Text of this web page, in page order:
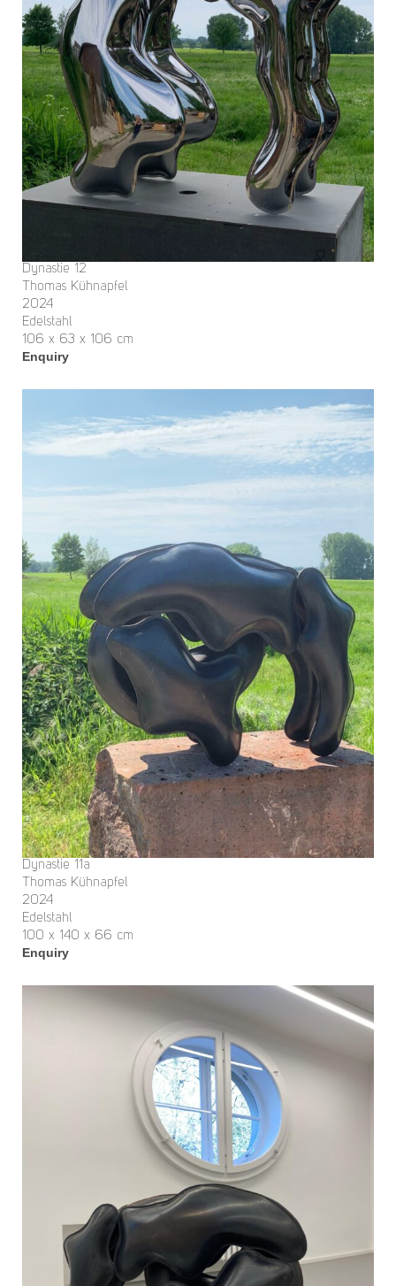
Dynastie 12
Thomas Kühnapfel
2024
Edelstahl
106 x 63 x 106 cm
Enquiry
Dynastie 11a
Thomas Kühnapfel
2024
Edelstahl
100 x 140 x 66 cm
Enquiry